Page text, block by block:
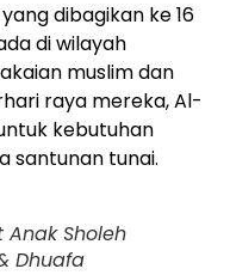
dibagikan ke 16
di wilayah
muslim dan
raya mereka, Al-
kebutuhan
santunan tunai.
Anak Sholeh
Dhuafa